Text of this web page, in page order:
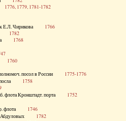
1776, 1779, 1781-1782
Е.Л. Чирикова 1766
1782
1768
1760
полномоч. посол в России 1775-1776
посла 1758
флота Кронштадт. порта 1752
флота 1746
Абдуловых 1782